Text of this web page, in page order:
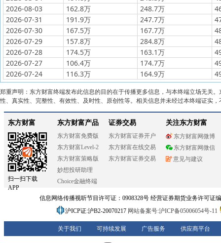
2026-08-03
162.8万 248.7万
2026-07-31
191.9万 247.7万
2026-07-30
167.5万 167.7万
2026-07-29
157.8万 284.8万
2026-07-28
174.5万 163.1万
2026-07-27
106.4万 174.7万
2026-07-24
116.3万 164.9万
郑重声明：东方财富终端发布此信息的目的在于传播更多信息，与本终端立场无关
性、真实性、完整性、有效性、及时性、原创性等。相关信息并未经过本终端证实